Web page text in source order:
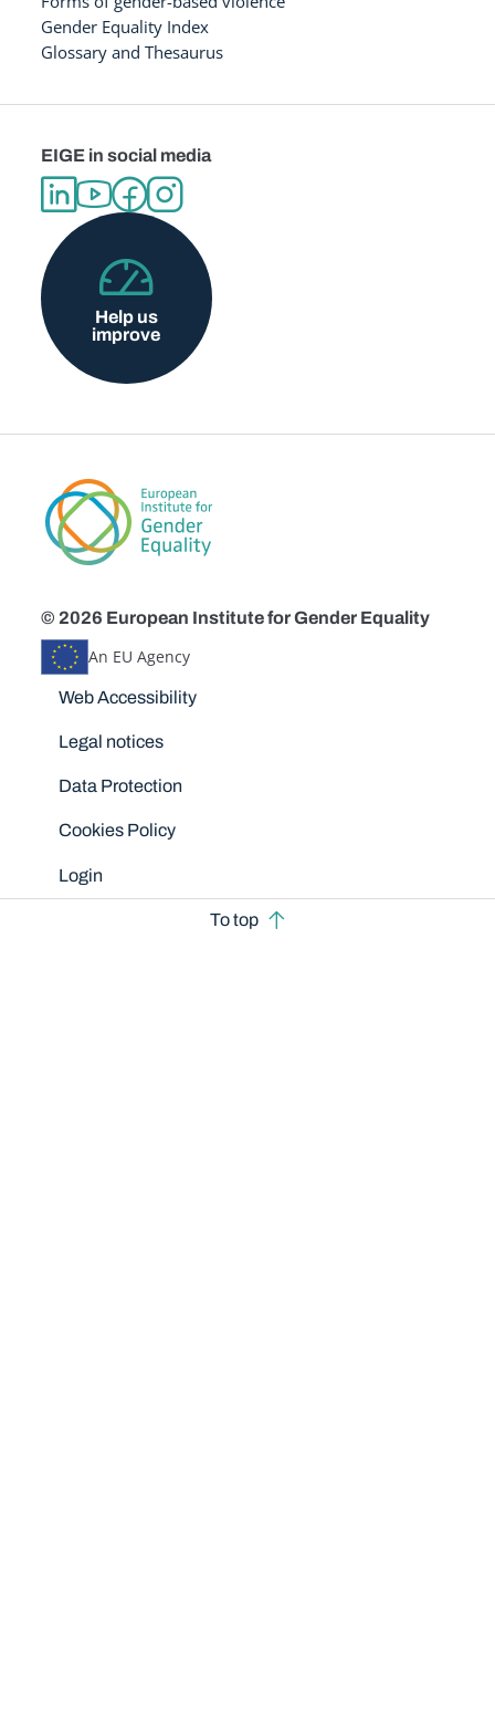
Gender Equality Index
Glossary and Thesaurus
EIGE in social media
Help us
improve
© 2026 European Institute for Gender Equality
An EU Agency
Disclaimers
Web Accessibility
Legal notices
Data Protection
Cookies Policy
Login
To top